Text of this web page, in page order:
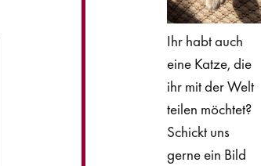
Ihr habt auch
eine Katze, die
ihr mit der Welt
teilen möchtet?
Schickt uns
gerne ein Bild